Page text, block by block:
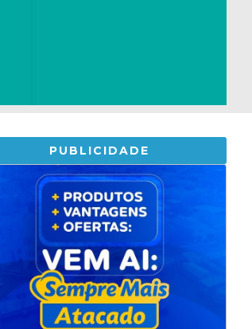
PUBLICIDADE